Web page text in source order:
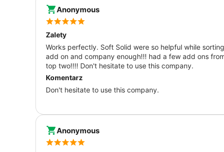
Anonymous
Zalety
Works perfectly. Soft Solid were so helpful while
add on and company enough!!! had a few add ons
top two!!!! Don't hesitate to use this company.
Komentarz
Don't hesitate to use this company.
Anonymous